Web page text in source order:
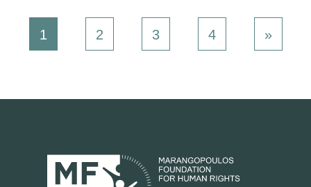
1 2 3 4 »